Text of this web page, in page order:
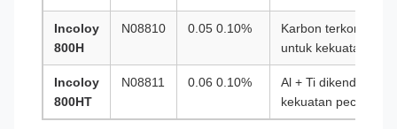
Incoloy
800H
N08810 0.05 0.10%
Karbon terkontrol +
untuk kekuatan
Incoloy
800HT
N08811 0.06 0.10%
Al + Ti dikendalikan
kekuatan pecah